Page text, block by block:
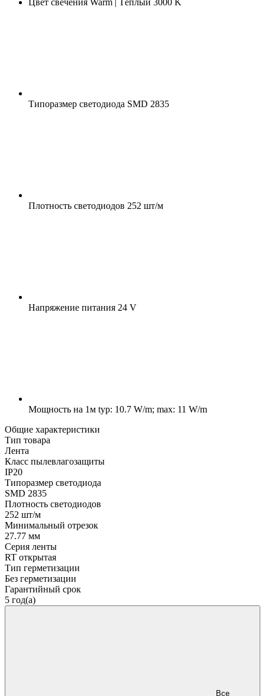
Типоразмер светодиода SMD 2835
Плотность светодиодов 252 шт/м
Напряжение питания 24 V
Мощность на 1м typ: 10.7 W/m; max: 11 W/m
Общие характеристики
Тип товара
Лента
Класс пылевлагозащиты
IP20
Типоразмер светодиода
SMD 2835
Плотность светодиодов
252 шт/м
Минимальный отрезок
27.77 мм
Серия ленты
RT открытая
Тип герметизации
Без герметизации
Гарантийный срок
5 год(а)